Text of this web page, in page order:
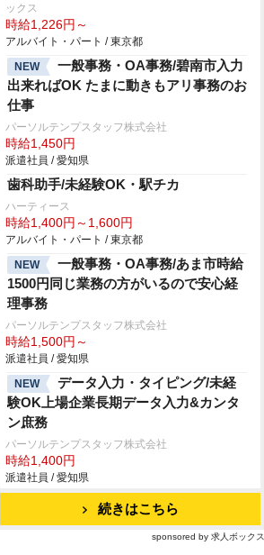
ックス
時給1,226円～
アルバイト・パート / 東京都
NEW
一般事務・OA事務/碧南市入力
出来ればOK たまに動きもアリ事務のお
仕事
パーソルテンプスタッフ株式会社
時給1,450円
派遣社員 / 愛知県
歯科助手/未経験OK・駅チカ
ハーティース
時給1,400円～1,600円
アルバイト・パート / 東京都
NEW
一般事務・OA事務/あま市時給
1500円同じ業務の方がいるので安心経
理事務
パーソルテンプスタッフ株式会社
時給1,500円～
派遣社員 / 愛知県
NEW
データ入力・タイピング/未経
験OK上場企業長期データ入力&カンタ
ン庶務
パーソルテンプスタッフ株式会社
時給1,400円
派遣社員 / 愛知県
続きはこちら
sponsored by 求人ボックス